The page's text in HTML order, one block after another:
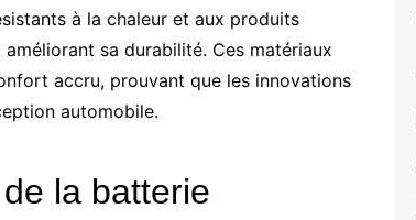
à la chaleur et aux produits
sa durabilité. Ces matériaux
accru, prouvant que les innovations
automobile.
la batterie